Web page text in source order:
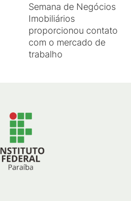
Semana de Negócios
Imobiliários
proporcionou contato
com o mercado de
trabalho